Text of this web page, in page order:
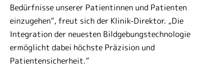
Bedürfnisse unserer Patientinnen und Patienten
einzugehen“, freut sich der Klinik-Direktor. „Die
Integration der neuesten Bildgebungstechnologie
ermöglicht dabei höchste Präzision und
Patientensicherheit.“